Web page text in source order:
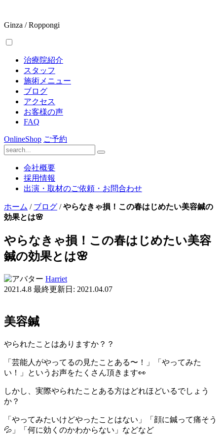
Ginza / Roppongi
治療院紹介
スタッフ
施術メニュー
ブログ
アクセス
お客様の声
FAQ
OnlineShop ご予約
会社概要
採用情報
出演・取材のご依頼・お問合わせ
ホーム / ブログ /やらなきゃ損！この春はじめたい美容鍼の
効果とは🌸
やらなきゃ損！この春はじめたい美容
鍼の効果とは🌸
Harriet
2021.4.8 最終更新日: 2021.04.07
美容鍼
やられたことはありますか？？
「芸能人がやってるの見たことある〜！」「やってみた
い！」というお声をたくさん頂きます👀
しかし、実際やられたことある方はどれほどいるでしょう
か？
「やってみたいけどやったことはない」「顔に鍼って痛そう
💦」「何に効くのかわからない」などなど